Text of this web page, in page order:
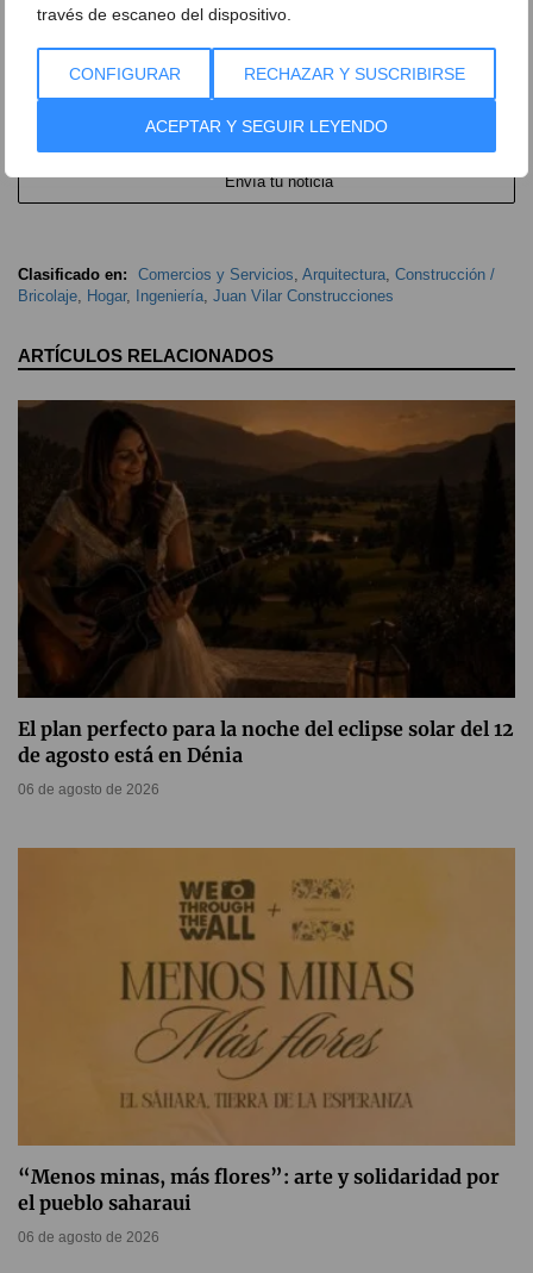
través de escaneo del dispositivo.
CONFIGURAR RECHAZAR Y SUSCRIBIRSE
ACEPTAR Y SEGUIR LEYENDO
Deja un comentario
Suscríbete a la newsletter
Canal de Whatsapp
Envía tu noticia
Clasificado en: Comercios y Servicios, Arquitectura, Construcción /
Bricolaje, Hogar, Ingeniería, Juan Vilar Construcciones
ARTÍCULOS RELACIONADOS
El plan perfecto para la noche del eclipse solar del 12
de agosto está en Dénia
06 de agosto de 2026
“Menos minas, más flores”: arte y solidaridad por
el pueblo saharaui
06 de agosto de 2026